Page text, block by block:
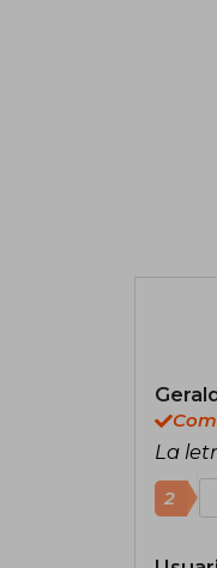
La
2